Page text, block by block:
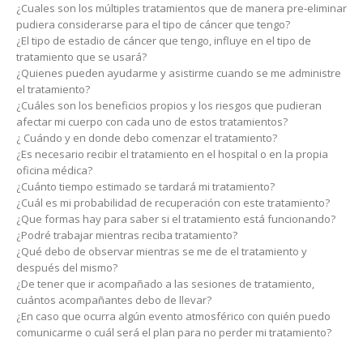
¿Cuales son los múltiples tratamientos que de manera pre-eliminar
pudiera considerarse para el tipo de cáncer que tengo?
¿El tipo de estadio de cáncer que tengo, influye en el tipo de
tratamiento que se usará?
¿Quienes pueden ayudarme y asistirme cuando se me administre
el tratamiento?
¿Cuáles son los beneficios propios y los riesgos que pudieran
afectar mi cuerpo con cada uno de estos tratamientos?
¿ Cuándo y en donde debo comenzar el tratamiento?
¿Es necesario recibir el tratamiento en el hospital o en la propia
oficina médica?
¿Cuánto tiempo estimado se tardará mi tratamiento?
¿Cuál es mi probabilidad de recuperación con este tratamiento?
¿Que formas hay para saber si el tratamiento está funcionando?
¿Podré trabajar mientras reciba tratamiento?
¿Qué debo de observar mientras se me de el tratamiento y
después del mismo?
¿De tener que ir acompañado a las sesiones de tratamiento,
cuántos acompañantes debo de llevar?
¿En caso que ocurra algún evento atmosférico con quién puedo
comunicarme o cuál será el plan para no perder mi tratamiento?